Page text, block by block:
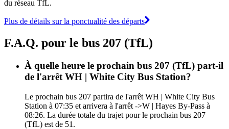
du réseau TfL.
Plus de détails sur la ponctualité des départs
F.A.Q. pour le bus 207 (TfL)
À quelle heure le prochain bus 207 (TfL) part-il
de l'arrêt WH | White City Bus Station?
Le prochain bus 207 partira de l'arrêt WH | White City Bus
Station à 07:35 et arrivera à l'arrêt ->W | Hayes By-Pass à
08:26. La durée totale du trajet pour le prochain bus 207
(TfL) est de 51.